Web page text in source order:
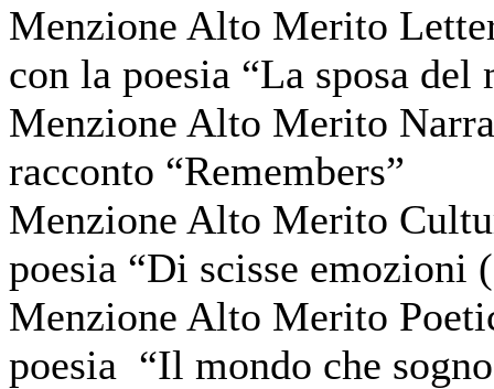
Menzione Alto Merito
con la poesia “La sposa del
Menzione Alto Merito
racconto “Remembers”
Menzione Alto Merito
poesia “Di scisse emozioni
Menzione Alto Merito
poesia “Il mondo che